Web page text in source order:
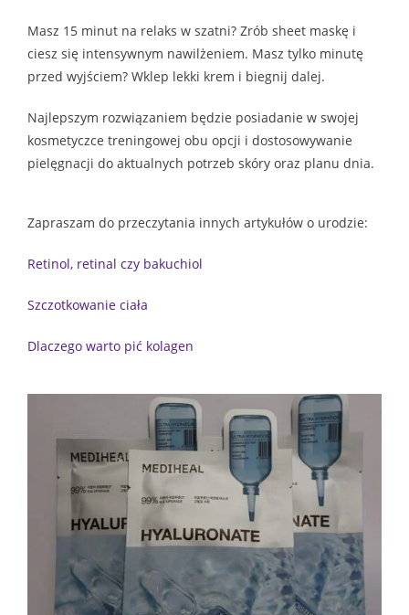
Masz 15 minut na relaks w szatni? Zrób sheet maskę i
ciesz się intensywnym nawilżeniem. Masz tylko minutę
przed wyjściem? Wklep lekki krem i biegnij dalej.
Najlepszym rozwiązaniem będzie posiadanie w swojej
kosmetyczce treningowej obu opcji i dostosowywanie
pielęgnacji do aktualnych potrzeb skóry oraz planu dnia.
Zapraszam do przeczytania innych artykułów o urodzie:
Retinol, retinal czy bakuchiol
Szczotkowanie ciała
Dlaczego warto pić kolagen